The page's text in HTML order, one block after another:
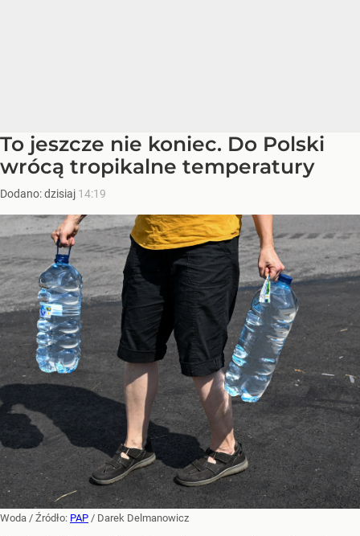
To jeszcze nie koniec. Do Polski
wrócą tropikalne temperatury
Dodano:dzisiaj 14:19
Woda / Źródło: PAP / Darek Delmanowicz